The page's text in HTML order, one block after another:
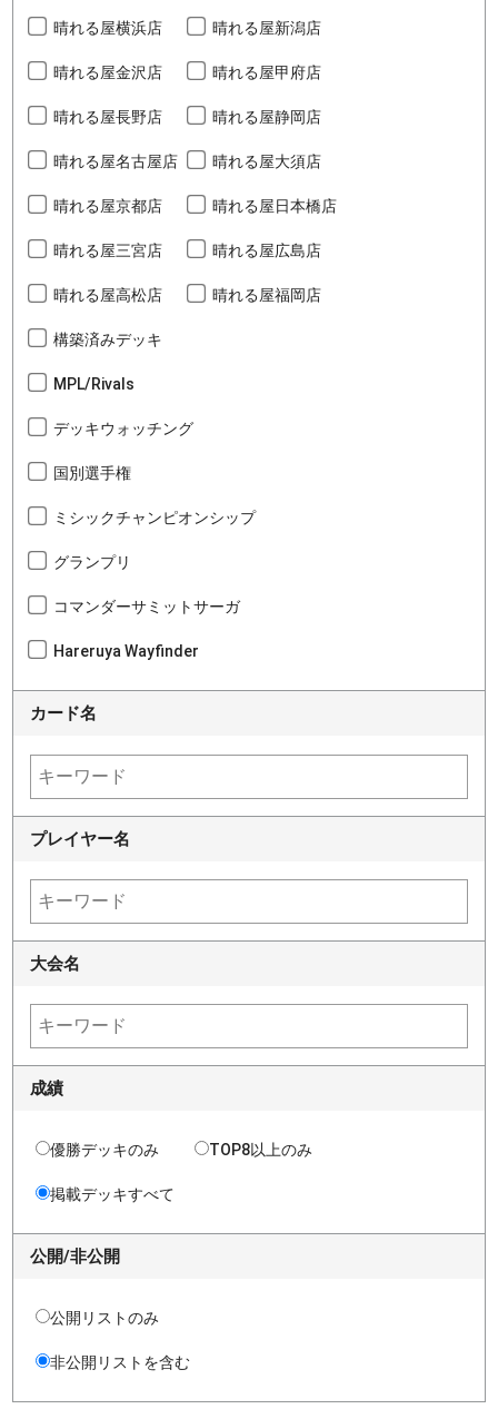
晴れる屋横浜店 晴れる屋新潟店
晴れる屋金沢店 晴れる屋甲府店
晴れる屋長野店 晴れる屋静岡店
晴れる屋名古屋店 晴れる屋大須店
晴れる屋京都店 晴れる屋日本橋店
晴れる屋三宮店 晴れる屋広島店
晴れる屋高松店 晴れる屋福岡店
構築済みデッキ
MPL/Rivals
デッキウォッチング
国別選手権
ミシックチャンピオンシップ
グランプリ
コマンダーサミットサーガ
Hareruya Wayfinder
カード名
プレイヤー名
大会名
成績
優勝デッキのみ TOP8以上のみ
掲載デッキすべて
公開/非公開
公開リストのみ
非公開リストを含む